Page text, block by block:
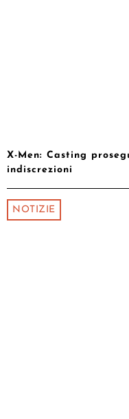
X-Men: Casting
indiscrezioni
NOTIZIE